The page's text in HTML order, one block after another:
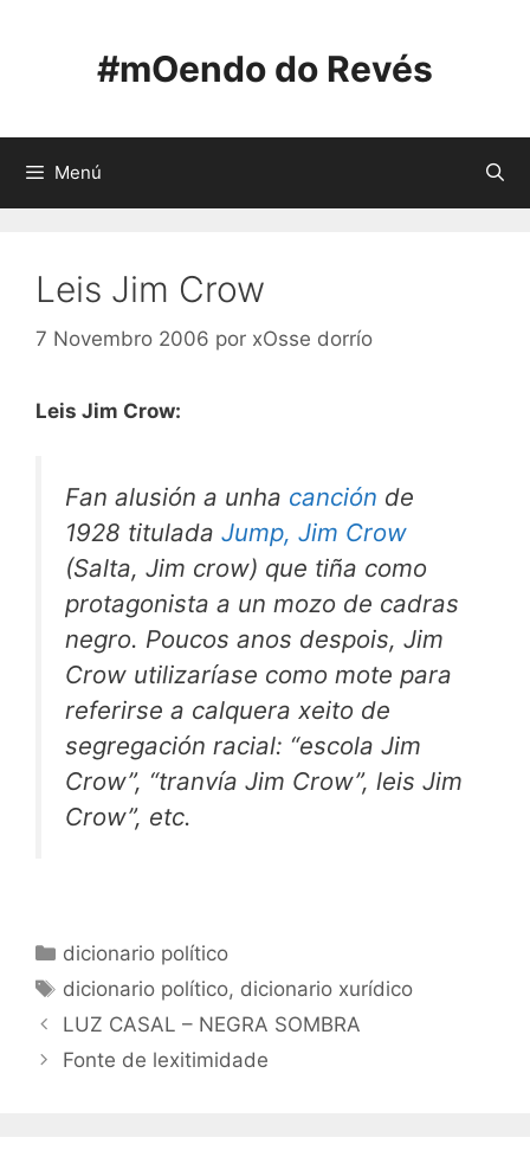
#mOendo do Revés
Menú
Leis Jim Crow
7 Novembro 2006 por xOsse dorrío
Leis Jim Crow:
Fan alusión a unha canción de
1928 titulada Jump, Jim Crow
(Salta, Jim crow) que tiña como
protagonista a un mozo de cadras
negro. Poucos anos despois, Jim
Crow utilizaríase como mote para
referirse a calquera xeito de
segregación racial: “escola Jim
Crow”, “tranvía Jim Crow”, leis Jim
Crow”, etc.
Categorías
dicionario político
Etiquetas
dicionario político, dicionario xurídico
LUZ CASAL – NEGRA SOMBRA
Fonte de lexitimidade